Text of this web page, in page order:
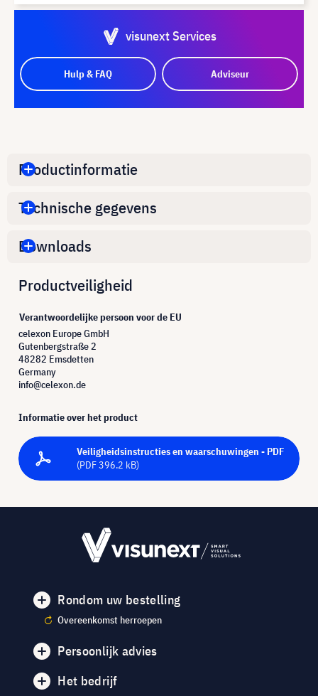
visunext Services
Hulp & FAQ Adviseur
Productinformatie
Technische gegevens
Downloads
Productveiligheid
Verantwoordelijke persoon voor de EU
celexon Europe GmbH
Gutenbergstraße 2
48282 Emsdetten
Germany
info@celexon.de
Informatie over het product
Veiligheidsinstructies en waarschuwingen - PDF
(PDF 396.2 kB)
Rondom uw bestelling
Overeenkomst herroepen
Persoonlijk advies
Het bedrijf